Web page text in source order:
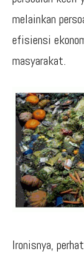
melainkan
efisiensi
masyarakat.
Ironisnya,